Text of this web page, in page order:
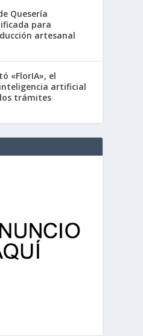
Quesería
para
artesanal
«FlorIA», el
artificial
trámites